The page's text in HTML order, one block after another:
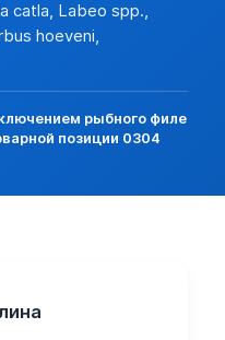
catla, Labeo spp.,
hoeveni,
рыбного филе
позиции 0304